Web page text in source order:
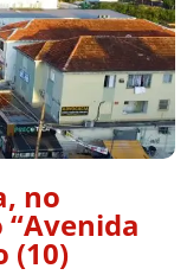
no
(10)